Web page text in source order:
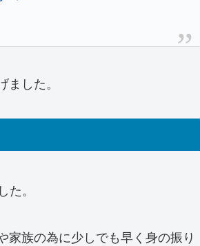
した。
。
家族の為に少しでも早く身の振り